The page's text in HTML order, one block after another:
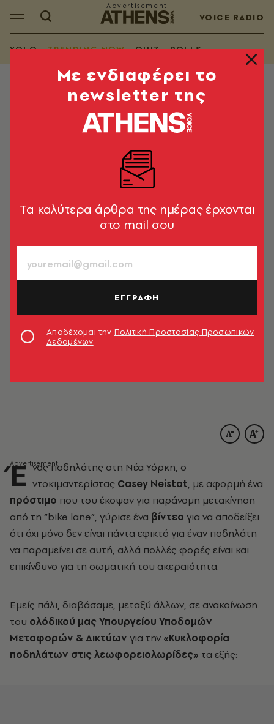
VOICE RADIO
YOLO TRENDING NOW QUIZ POLLS
TRENDING NOW
Αυτά παθαίνεις...
...αν (δε) μένεις στη λωρίδα κυκλοφορίας ποδηλάτων!
1’ ΔΙΑΒΑΣΜΑ
Έ νας ποδηλάτης στη Νέα Υόρκη, ο
ντοκιμαντερίστας Casey Neistat, με αφορμή ένα
πρόστιμο που του έκοψαν για παράνομη μετακίνηση
από τη “bike lane”, γύρισε ένα βίντεο για να αποδείξει
ότι όχι μόνο δεν είναι πάντα εφικτό για έναν ποδηλάτη
να παραμείνει σε αυτή, αλλά πολλές φορές είναι και
επικίνδυνο για τη σωματική του ακεραιότητα.
Εμείς πάλι, διαβάσαμε, μεταξύ άλλων, σε ανακοίνωση
του ολόδικού μας Υπουργείου Υποδομών
Μεταφορών & Δικτύων για την «Κυκλοφορία
ποδηλάτων στις λεωφορειολωρίδες» τα εξής:
Mε ενδιαφέρει το
newsletter της
Tα καλύτερα άρθρα της ημέρας έρχονται
στο mail σου
ΕΓΓΡΑΦΗ
Αποδέχομαι την Πολιτική Προστασίας Προσωπικών
Δεδομένων